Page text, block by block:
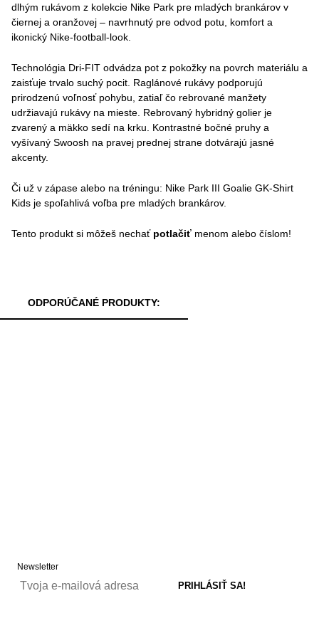
dlhým rukávom z kolekcie Nike Park pre mladých brankárov v
čiernej a oranžovej – navrhnutý pre odvod potu, komfort a
ikonický Nike-football-look.
Technológia Dri-FIT odvádza pot z pokožky na povrch materiálu a
zaisťuje trvalo suchý pocit. Raglánové rukávy podporujú
prirodzenú voľnosť pohybu, zatiaľ čo rebrované manžety
udržiavajú rukávy na mieste. Rebrovaný hybridný golier je
zvarený a mäkko sedí na krku. Kontrastné bočné pruhy a
vyšívaný Swoosh na pravej prednej strane dotvárajú jasné
akcenty.
Či už v zápase alebo na tréningu: Nike Park III Goalie GK-Shirt
Kids je spoľahlivá voľba pre mladých brankárov.
Tento produkt si môžeš nechať potlačiť menom alebo číslom!
ODPORÚČANÉ PRODUKTY:
Newsletter